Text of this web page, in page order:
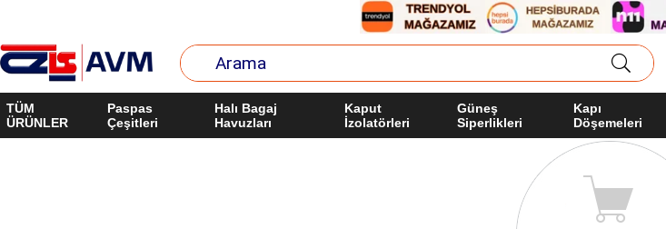
TÜM
ÜRÜNLER
Paspas
Çeşitleri
Halı Bagaj
Havuzları
Kaput
İzolatörleri
Güneş
Siperlikleri
Kapı
Döşemeleri